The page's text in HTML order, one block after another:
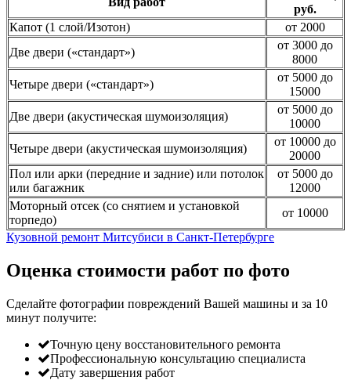
руб.
Капот (1 слой/Изотон)
от 2000
Две двери («стандарт»)
от 3000 до
8000
Четыре двери («стандарт»)
от 5000 до
15000
Две двери (акустическая шумоизоляция)
от 5000 до
10000
Четыре двери (акустическая шумоизоляция)
от 10000 до
20000
Пол или арки (передние и задние) или потолок
или багажник
от 5000 до
12000
Моторный отсек (со снятием и установкой
торпедо)
от 10000
Кузовной ремонт Митсубиси в Санкт-Петербурге
Оценка стоимости работ по фото
Сделайте фотографии повреждений Вашей машины и за 10
минут получите:
Точную цену восстановительного ремонта
Профессиональную консультацию специалиста
Дату завершения работ